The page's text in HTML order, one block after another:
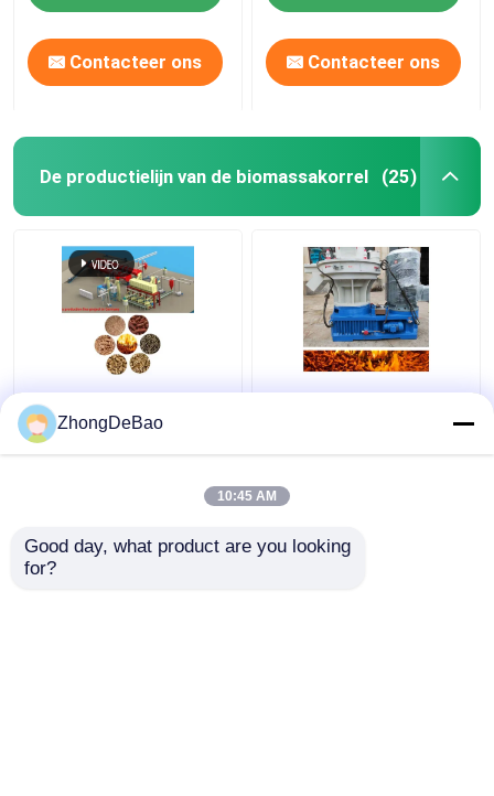
Contacteer ons Contacteer ons
De productielijn van de biomassakorrel (25)
Commerciële Lijn 1 van
de Biomassakorrel -
5TPH-Rijst Straw
55kw de Productielijn
800-1000kg/H Ring Die
ZhongDeBao
10:45 AM
Good day, what product are you looking
for?